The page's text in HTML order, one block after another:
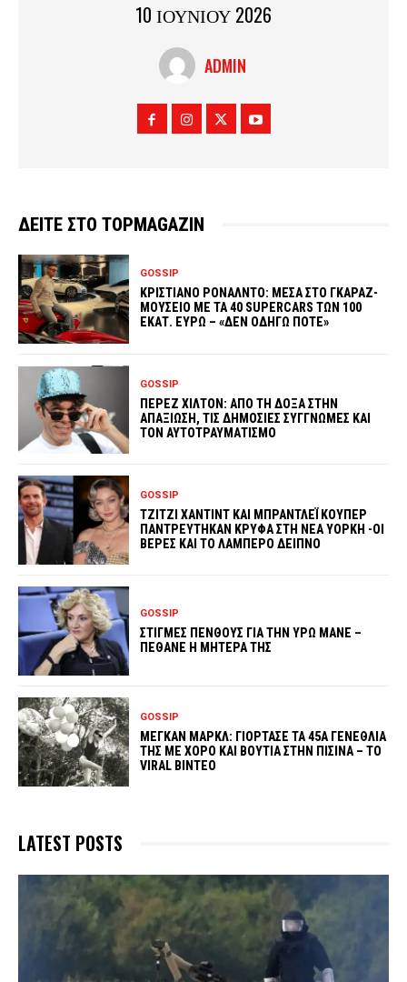
10 ΙΟΥΝΙΟΥ 2026
ADMIN
ΔΕΙΤΕ ΣΤΟ TOPMAGAZIN
GOSSIP
ΚΡΙΣΤΙΑΝΟ ΡΟΝΑΛΝΤΟ: ΜΕΣΑ ΣΤΟ ΓΚΑΡΑΖ-
ΜΟΥΣΕΙΟ ΜΕ ΤΑ 40 SUPERCARS ΤΩΝ 100
ΕΚΑΤ. ΕΥΡΩ – «ΔΕΝ ΟΔΗΓΩ ΠΟΤΕ»
GOSSIP
ΠΕΡΕΖ ΧΙΛΤΟΝ: ΑΠΟ ΤΗ ΔΟΞΑ ΣΤΗΝ
ΑΠΑΞΙΩΣΗ, ΤΙΣ ΔΗΜΟΣΙΕΣ ΣΥΓΓΝΩΜΕΣ ΚΑΙ
ΤΟΝ ΑΥΤΟΤΡΑΥΜΑΤΙΣΜΟ
GOSSIP
ΤΖΙΤΖΙ ΧΑΝΤΙΝΤ ΚΑΙ ΜΠΡΑΝΤΛΕΪ ΚΟΥΠΕΡ
ΠΑΝΤΡΕΥΤΗΚΑΝ ΚΡΥΦΑ ΣΤΗ ΝΕΑ ΥΟΡΚΗ -ΟΙ
ΒΕΡΕΣ ΚΑΙ ΤΟ ΛΑΜΠΕΡΟ ΔΕΙΠΝΟ
GOSSIP
ΣΤΙΓΜΕΣ ΠΕΝΘΟΥΣ ΓΙΑ ΤΗΝ ΥΡΩ ΜΑΝΕ –
ΠΕΘΑΝΕ Η ΜΗΤΕΡΑ ΤΗΣ
GOSSIP
ΜΕΓΚΑΝ ΜΑΡΚΛ: ΓΙΟΡΤΑΣΕ ΤΑ 45Α ΓΕΝΕΘΛΙΑ
ΤΗΣ ΜΕ ΧΟΡΟ ΚΑΙ ΒΟΥΤΙΑ ΣΤΗΝ ΠΙΣΙΝΑ – ΤΟ
VIRAL ΒΙΝΤΕΟ
LATEST POSTS